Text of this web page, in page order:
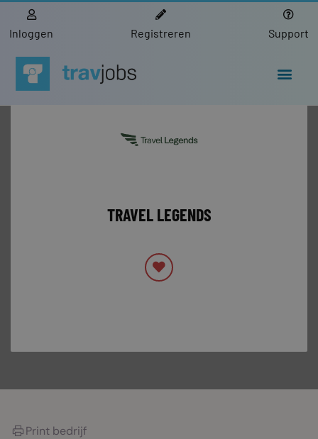
Inloggen Registreren Support
TRAVEL LEGENDS
Print bedrijf